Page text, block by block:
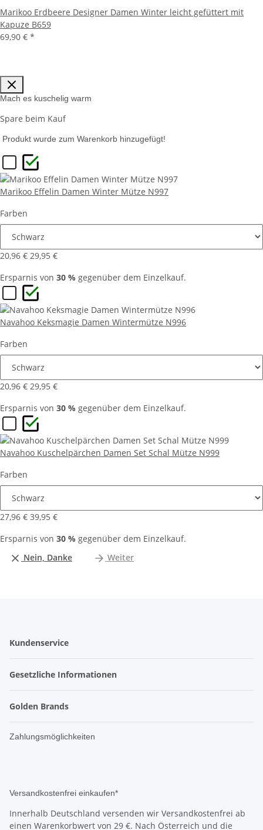
Marikoo Erdbeere Designer Damen Winter leicht gefüttert mit
Kapuze B659
69,90 € *
Mach es kuschelig warm
Spare beim Kauf
Produkt wurde zum Warenkorb hinzugefügt!
Marikoo Effelin Damen Winter Mütze N997
Farben
20,96 € 29,95 €
Ersparnis von 30 % gegenüber dem Einzelkauf.
Navahoo Keksmagie Damen Wintermütze N996
Farben
20,96 € 29,95 €
Ersparnis von 30 % gegenüber dem Einzelkauf.
Navahoo Kuschelpärchen Damen Set Schal Mütze N999
Farben
27,96 € 39,95 €
Ersparnis von 30 % gegenüber dem Einzelkauf.
Nein, Danke
Weiter
Kundenservice
Gesetzliche Informationen
Golden Brands
Zahlungsmöglichkeiten
Versandkostenfrei einkaufen*
Innerhalb Deutschland versenden wir Versandkostenfrei ab
einen Warenkorbwert von 29 €. Nach Österreich und die